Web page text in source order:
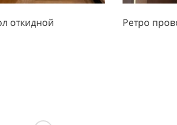
окраска Тонирующим
откидной
Ретро